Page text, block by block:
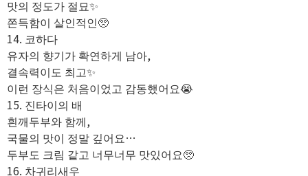
맛의 정도가 절묘✨️
쫀득함이 살인적인🥺
14. 코하다
유자의 향기가 확연하게 남아,
결속력이도 최고✨️
이런 장식은 처음이었고 감동했어요😭
15. 진타이의 배
흰깨두부와 함께,
국물의 맛이 정말 깊어요…
두부도 크림 같고 너무너무 맛있어요🥺
16. 차귀리새우